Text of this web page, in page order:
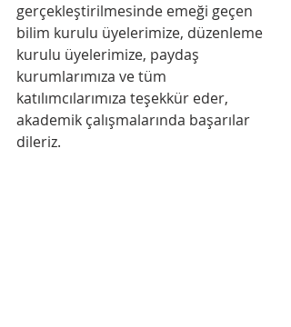
gerçekleştirilmesinde emeği geçen
bilim kurulu üyelerimize, düzenleme
kurulu üyelerimize, paydaş
kurumlarımıza ve tüm
katılımcılarımıza teşekkür eder,
akademik çalışmalarında başarılar
dileriz.